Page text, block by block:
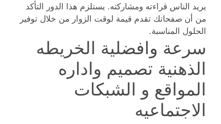
يريد الناس قراءته ومشاركته. يستلزم هذا الدور التأكد
من أن صفحاتك تقدم قيمة لوقت الزوار من خلال توفير
الحلول المناسبة.
سرعة وافضلية الخريطه
الذهنية تصميم واداره
المواقع و الشبكات
الاجتماعيه